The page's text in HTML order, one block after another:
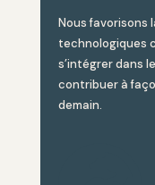
Nous
technologiques
s’intégrer dans
contribuer à
demain.